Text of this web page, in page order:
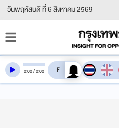
วันพฤหัสบดี ที่ 6 สิงหาคม 2569
0:00/0:00 สลับเสียงอ่าน